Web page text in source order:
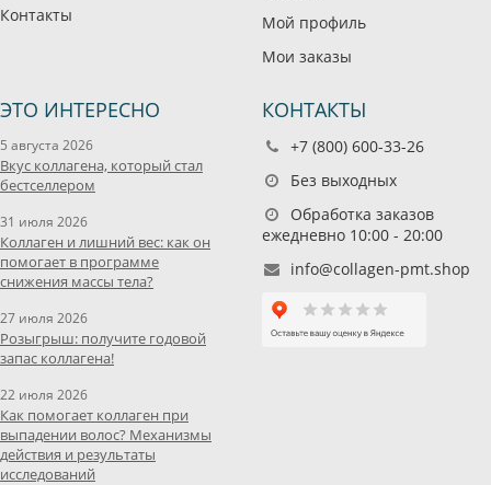
Контакты
Мой профиль
Мои заказы
ЭТО ИНТЕРЕСНО
5 августа 2026
Вкус коллагена, который стал
бестселлером
31 июля 2026
Коллаген и лишний вес: как он
помогает в программе
снижения массы тела?
27 июля 2026
Розыгрыш: получите годовой
запас коллагена!
22 июля 2026
Как помогает коллаген при
выпадении волос? Механизмы
действия и результаты
исследований
КОНТАКТЫ
+7 (800) 600-33-26
Без выходных
Обработка заказов
ежедневно 10:00 - 20:00
info@collagen-pmt.shop